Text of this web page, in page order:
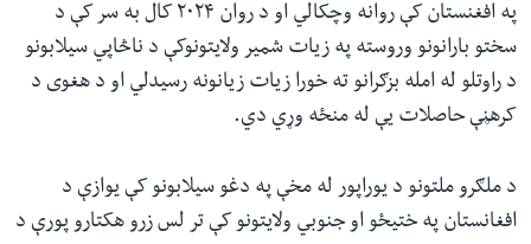
په افغنستان کې روانه وچکالي او د روان ۲۰۲۴ کال به سر کې د
سختو بارانونو وروسته په زیات شمیر ولایتونوکې د ناڅاپي سیلابونو
د راوتلو له امله بزګرانو ته خورا زیات زیانونه رسیدلي او د هغوی د
کرهڼې حاصلات یې له منځه وړي دي.
د ملګرو ملتونو د یوراپور له مخې په دغو سیلابونو کې یوازې د
افغانستان په ختیځو او جنوبي ولایتونو کې تر لس زرو هکتارو پورې د